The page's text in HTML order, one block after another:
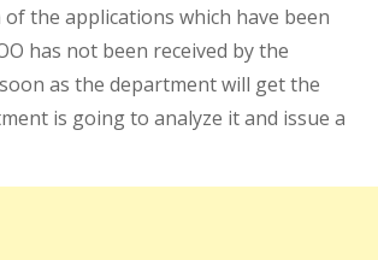
the applications which have been
has not been received by the
as the department will get the
is going to analyze it and issue a